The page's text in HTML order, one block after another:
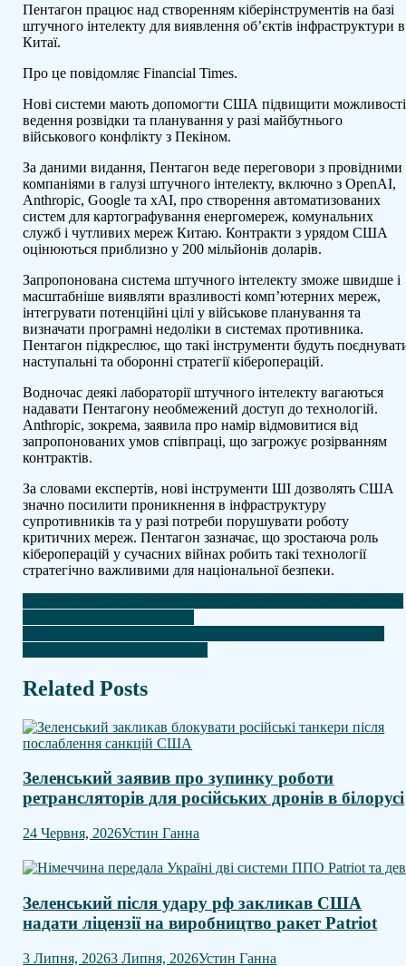
Пентагон працює над створенням кіберінструментів на базі
штучного інтелекту для виявлення об’єктів інфраструктури в
Китаї.
Про це повідомляє Financial Times.
Нові системи мають допомогти США підвищити можливості
ведення розвідки та планування у разі майбутнього
військового конфлікту з Пекіном.
За даними видання, Пентагон веде переговори з провідними
компаніями в галузі штучного інтелекту, включно з OpenAI,
Anthropic, Google та xAI, про створення автоматизованих
систем для картографування енергомереж, комунальних
служб і чутливих мереж Китаю. Контракти з урядом США
оцінюються приблизно у 200 мільйонів доларів.
Запропонована система штучного інтелекту зможе швидше і
масштабніше виявляти вразливості комп’ютерних мереж,
інтегрувати потенційні цілі у військове планування та
визначати програмні недоліки в системах противника.
Пентагон підкреслює, що такі інструменти будуть
наступальні та оборонні стратегії кібероперацій.
Водночас деякі лабораторії штучного інтелекту вагаються
надавати Пентагону необмежений доступ до технологій.
Anthropic, зокрема, заявила про намір відмовитися від
запропонованих умов співпраці, що загрожує розірванням
контрактів.
За словами експертів, нові інструменти ШІ дозволять США
значно посилити проникнення в інфраструктуру
супротивників та у разі потреби порушувати роботу
критичних мереж. Пентагон зазначає, що зростаюча роль
кібероперацій у сучасних війнах робить такі технології
стратегічно важливими для національної безпеки.
Навігація
записів
Related Posts
Зеленський заявив про зупинку роботи
ретрансляторів для російських дронів в білорусі
24 Червня, 2026Устин Ганна
Зеленський після удару рф закликав США
надати ліцензії на виробництво ракет Patriot
3 Липня, 20263 Липня, 2026Устин Ганна